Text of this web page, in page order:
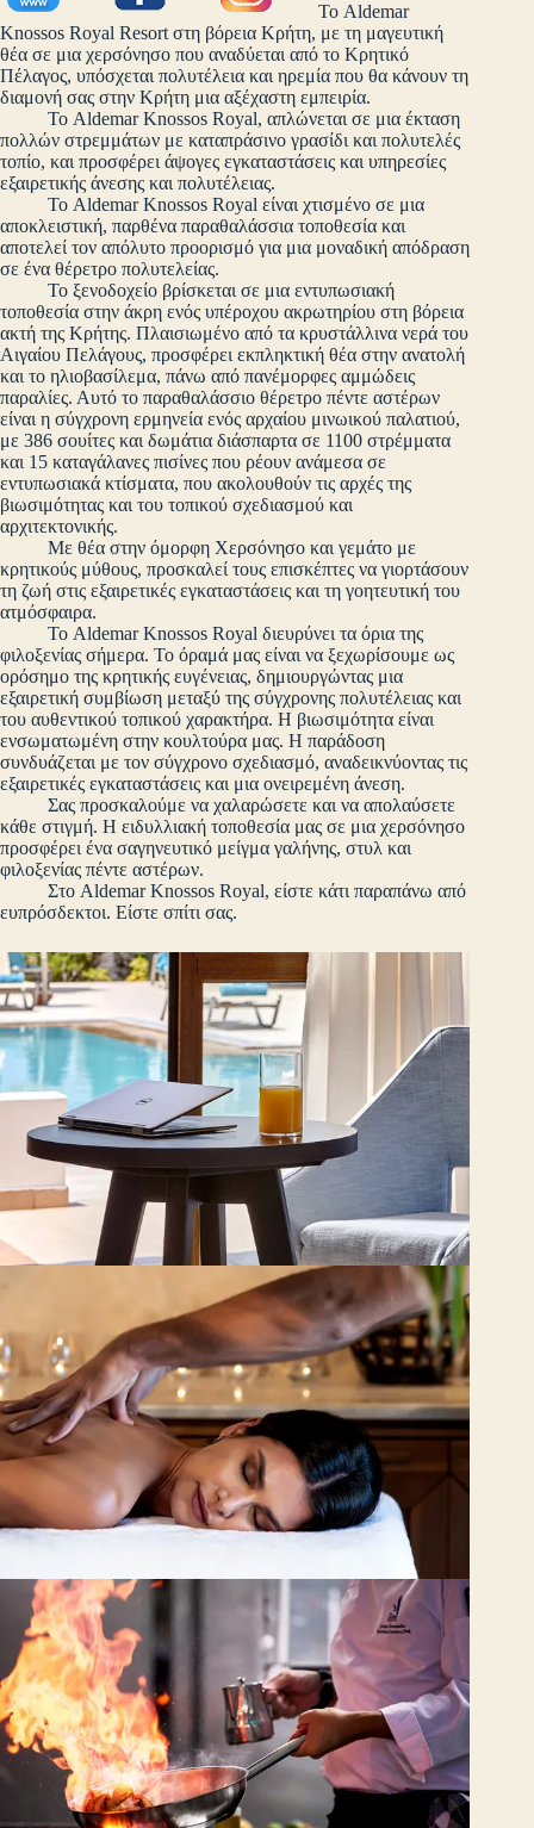
Το Aldemar
Knossos Royal Resort στη βόρεια Κρήτη, με τη μαγευτική
θέα σε μια χερσόνησο που αναδύεται από το Κρητικό
Πέλαγος, υπόσχεται πολυτέλεια και ηρεμία που θα κάνουν τη
διαμονή σας στην Κρήτη μια αξέχαστη εμπειρία.
Το Aldemar Knossos Royal, απλώνεται σε μια έκταση
πολλών στρεμμάτων με καταπράσινο γρασίδι και πολυτελές
τοπίο, και προσφέρει άψογες εγκαταστάσεις και υπηρεσίες
εξαιρετικής άνεσης και πολυτέλειας.
Το Aldemar Knossos Royal είναι χτισμένο σε μια
αποκλειστική, παρθένα παραθαλάσσια τοποθεσία και
αποτελεί τον απόλυτο προορισμό για μια μοναδική απόδραση
σε ένα θέρετρο πολυτελείας.
Το ξενοδοχείο βρίσκεται σε μια εντυπωσιακή
τοποθεσία στην άκρη ενός υπέροχου ακρωτηρίου στη βόρεια
ακτή της Κρήτης. Πλαισιωμένο από τα κρυστάλλινα νερά του
Αιγαίου Πελάγους, προσφέρει εκπληκτική θέα στην ανατολή
και το ηλιοβασίλεμα, πάνω από πανέμορφες αμμώδεις
παραλίες. Αυτό το παραθαλάσσιο θέρετρο πέντε αστέρων
είναι η σύγχρονη ερμηνεία ενός αρχαίου μινωικού παλατιού,
με 386 σουίτες και δωμάτια διάσπαρτα σε 1100 στρέμματα
και 15 καταγάλανες πισίνες που ρέουν ανάμεσα σε
εντυπωσιακά κτίσματα, που ακολουθούν τις αρχές της
βιωσιμότητας και του τοπικού σχεδιασμού και
αρχιτεκτονικής.
Με θέα στην όμορφη Χερσόνησο και γεμάτο με
κρητικούς μύθους, προσκαλεί τους επισκέπτες να γιορτάσουν
τη ζωή στις εξαιρετικές εγκαταστάσεις και τη γοητευτική του
ατμόσφαιρα.
Το Aldemar Knossos Royal διευρύνει τα όρια της
φιλοξενίας σήμερα. Το όραμά μας είναι να ξεχωρίσουμε ως
ορόσημο της κρητικής ευγένειας, δημιουργώντας μια
εξαιρετική συμβίωση μεταξύ της σύγχρονης πολυτέλειας και
του αυθεντικού τοπικού χαρακτήρα. Η βιωσιμότητα είναι
ενσωματωμένη στην κουλτούρα μας. Η παράδοση
συνδυάζεται με τον σύγχρονο σχεδιασμό, αναδεικνύοντας τις
εξαιρετικές εγκαταστάσεις και μια ονειρεμένη άνεση.
Σας προσκαλούμε να χαλαρώσετε και να απολαύσετε
κάθε στιγμή. Η ειδυλλιακή τοποθεσία μας σε μια χερσόνησο
προσφέρει ένα σαγηνευτικό μείγμα γαλήνης, στυλ και
φιλοξενίας πέντε αστέρων.
Στο Aldemar Knossos Royal, είστε κάτι παραπάνω από
ευπρόσδεκτοι. Είστε σπίτι σας.